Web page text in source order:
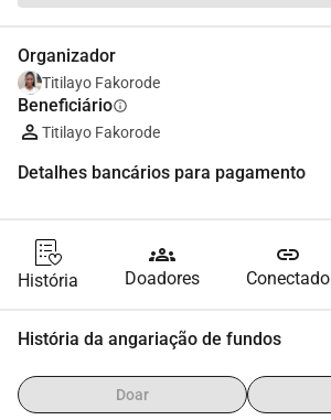
Organizador
Titilayo Fakorode
Beneficiárioinfo
Titilayo Fakorode
Detalhes bancários para pagamento
História
groups
Doadores
link
Conectado
História da angariação de fundos
Doar